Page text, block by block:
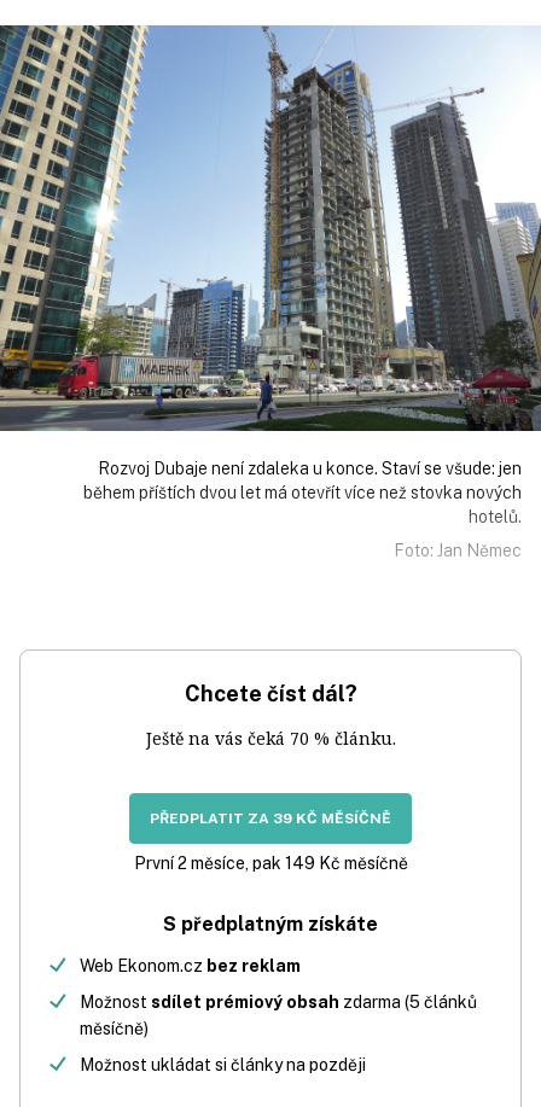
Rozvoj Dubaje není zdaleka u konce. Staví se všude: jen
během příštích dvou let má otevřít více než stovka nových
hotelů.
Foto: Jan Němec
Chcete číst dál?
Ještě na vás čeká 70 % článku.
PŘEDPLATIT ZA 39 KČ MĚSÍČNĚ
První 2 měsíce, pak 149 Kč měsíčně
S předplatným získáte
Web Ekonom.cz bez reklam
Možnost sdílet prémiový obsah zdarma (5 článků
měsíčně)
Možnost ukládat si články na později